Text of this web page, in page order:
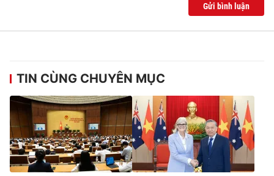
Gửi bình luận
TIN CÙNG CHUYÊN MỤC